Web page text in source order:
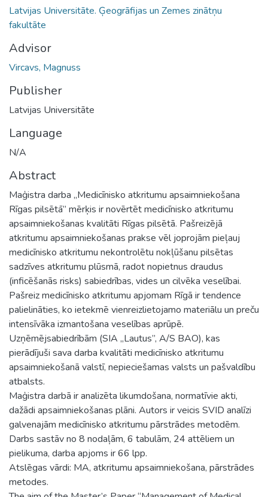
Latvijas Universitāte. Ģeogrāfijas un Zemes zinātņu
fakultāte
Advisor
Vircavs, Magnuss
Publisher
Latvijas Universitāte
Language
N/A
Abstract
Maģistra darba „Medicīnisko atkritumu apsaimniekošana
Rīgas pilsētā” mērķis ir novērtēt medicīnisko atkritumu
apsaimniekošanas kvalitāti Rīgas pilsētā. Pašreizējā
atkritumu apsaimniekošanas prakse vēl joprojām pieļauj
medicīnisko atkritumu nekontrolētu nokļūšanu pilsētas
sadzīves atkritumu plūsmā, radot nopietnus draudus
(inficēšanās risks) sabiedrības, vides un cilvēka veselībai.
Pašreiz medicīnisko atkritumu apjomam Rīgā ir tendence
palielināties, ko ietekmē vienreizlietojamo materiālu un preču
intensīvāka izmantošana veselības aprūpē.
Uzņēmējsabiedrībām (SIA „Lautus”, A/S BAO), kas
pierādījuši sava darba kvalitāti medicīnisko atkritumu
apsaimniekošanā valstī, nepieciešamas valsts un pašvaldību
atbalsts.
Maģistra darbā ir analizēta likumdošana, normatīvie akti,
dažādi apsaimniekošanas plāni. Autors ir veicis SVID analīzi
galvenajām medicīnisko atkritumu pārstrādes metodēm.
Darbs sastāv no 8 nodaļām, 6 tabulām, 24 attēliem un
pielikuma, darba apjoms ir 66 lpp.
Atslēgas vārdi: MA, atkritumu apsaimniekošana, pārstrādes
metodes.